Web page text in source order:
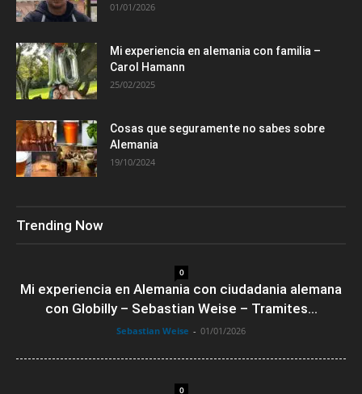
01/01/2026
Mi experiencia en alemania con familia –
Carol Hamann
25/02/2025
Cosas que seguramente no sabes sobre
Alemania
19/10/2024
Trending Now
0
Mi experiencia en Alemania con ciudadania alemana
con Globilly – Sebastian Weise – Tramites...
Sebastian Weise - 01/01/2026
0